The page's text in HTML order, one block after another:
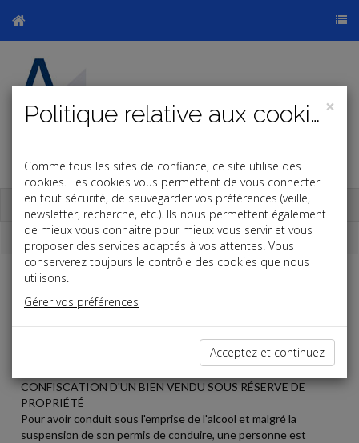
Base documentaire
Dépêches
Liste des dernières dépêches
CONFISCATION D'UN BIEN VENDU SOUS RÉSERVE DE
PROPRIÉTÉ
Pour avoir conduit sous l'emprise de l'alcool et malgré la
suspension de son permis de conduire, une personne est
×
Politique relative aux cookies
Comme tous les sites de confiance, ce site utilise des
cookies. Les cookies vous permettent de vous connecter
en tout sécurité, de sauvegarder vos préférences (veille,
newsletter, recherche, etc.). Ils nous permettent également
de mieux vous connaitre pour mieux vous servir et vous
proposer des services adaptés à vos attentes. Vous
conserverez toujours le contrôle des cookies que nous
utilisons.
Gérer vos préférences
Acceptez et continuez